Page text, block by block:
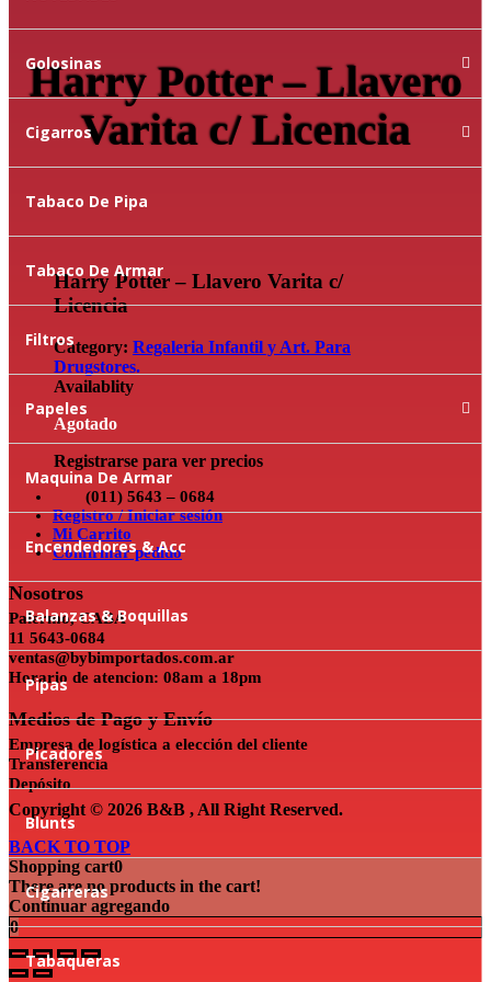
Golosinas
Cigarros
Tabaco De Pipa
Tabaco De Armar
Filtros
Papeles
Maquina De Armar
Encendedores & Acc
Balanzas & Boquillas
Pipas
Picadores
Blunts
Cigarreras
Tabaqueras
Harry Potter – Llavero
Varita c/ Licencia
Harry Potter – Llavero Varita c/
Licencia
Category: Regaleria Infantil y Art. Para
Drugstores.
Availablity
Agotado
Registrarse para ver precios
(011) 5643 – 0684
Registro / Iniciar sesión
Mi Carrito
Confirmar pedido
Nosotros
Palermo, CABA
11 5643-0684
ventas@bybimportados.com.ar
Horario de atencion: 08am a 18pm
Medios de Pago y Envío
Empresa de logística a elección del cliente
Transferencia
Depósito
Copyright © 2026 B&B , All Right Reserved.
BACK TO TOP
Shopping cart0
There are no products in the cart!
Continuar agregando
0